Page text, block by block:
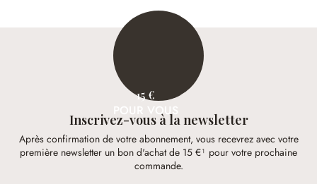
15 €
POUR VOUS
Inscrivez-vous à la newsletter
Après confirmation de votre abonnement, vous recevrez avec votre
première newsletter un bon d'achat de 15 €¹ pour votre prochaine
commande.